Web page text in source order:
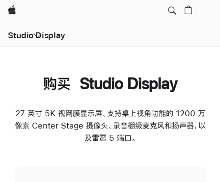
Apple
Studio Display
购买 Studio Display
27 英寸 5K 视网膜显示屏、支持桌上视角功能的 1200 万
像素 Center Stage 摄像头、录音棚级麦克风和扬声器，以
及雷雳 5 端口。